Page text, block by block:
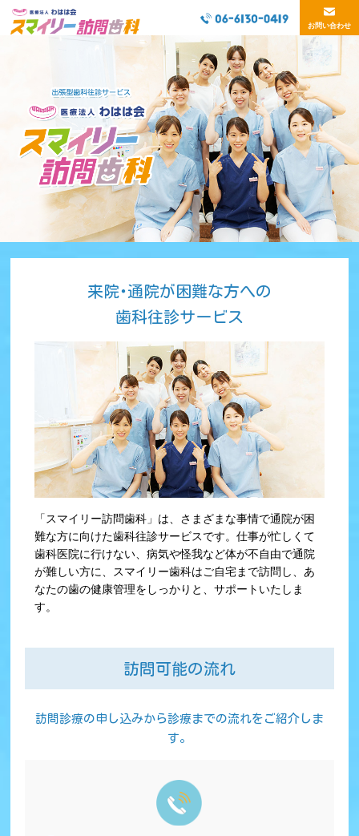
お問い合わせ
来院･通院が困難な方への
歯科往診サービス
「スマイリー訪問歯科」は、さまざまな事情で通院が困
難な方に向けた歯科往診サービスです。仕事が忙しくて
歯科医院に行けない、病気や怪我など体が不自由で通院
が難しい方に、スマイリー歯科はご自宅まで訪問し、あ
なたの歯の健康管理をしっかりと、サポートいたしま
す。
訪問可能の流れ
訪問診療の申し込みから診療までの流れをご紹介しま
す。